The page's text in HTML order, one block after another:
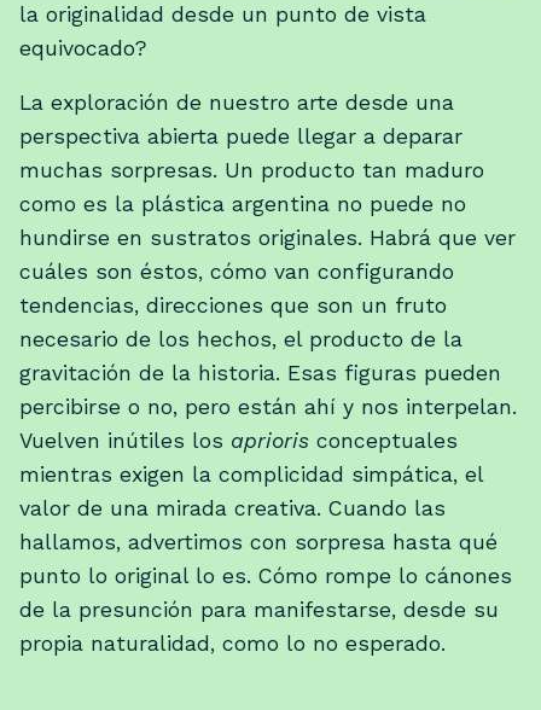
la originalidad desde un punto de vista
equivocado?
La exploración de nuestro arte desde una
perspectiva abierta puede llegar a deparar
muchas sorpresas. Un producto tan maduro
como es la plástica argentina no puede no
hundirse en sustratos originales. Habrá que ver
cuáles son éstos, cómo van configurando
tendencias, direcciones que son un fruto
necesario de los hechos, el producto de la
gravitación de la historia. Esas figuras pueden
percibirse o no, pero están ahí y nos interpelan.
Vuelven inútiles los aprioris conceptuales
mientras exigen la complicidad simpática, el
valor de una mirada creativa. Cuando las
hallamos, advertimos con sorpresa hasta qué
punto lo original lo es. Cómo rompe lo cánones
de la presunción para manifestarse, desde su
propia naturalidad, como lo no esperado.